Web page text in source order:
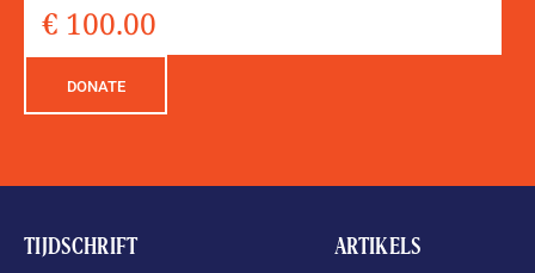
DONATE
TIJDSCHRIFT ARTIKELS